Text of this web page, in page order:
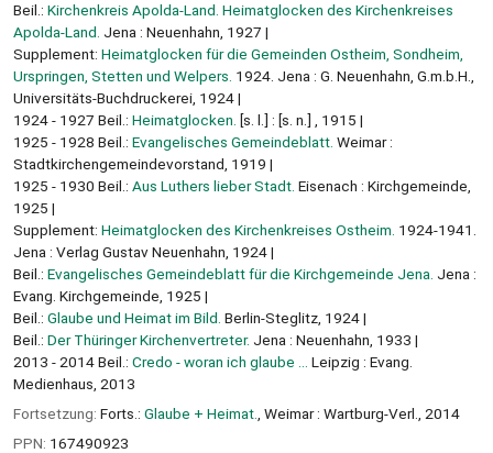
Beil.: Kirchenkreis Apolda-Land. Heimatglocken des Kirchenkreises
Apolda-Land. Jena : Neuenhahn, 1927
Supplement: Heimatglocken für die Gemeinden Ostheim, Sondheim,
Urspringen, Stetten und Welpers. 1924. Jena : G. Neuenhahn, G.m.b.H.,
Universitäts-Buchdruckerei, 1924
1924 - 1927 Beil.: Heimatglocken. [s. l.] : [s. n.] , 1915
1925 - 1928 Beil.: Evangelisches Gemeindeblatt. Weimar :
Stadtkirchengemeindevorstand, 1919
1925 - 1930 Beil.: Aus Luthers lieber Stadt. Eisenach : Kirchgemeinde,
1925
Supplement: Heimatglocken des Kirchenkreises Ostheim. 1924-1941.
Jena : Verlag Gustav Neuenhahn, 1924
Beil.: Evangelisches Gemeindeblatt für die Kirchgemeinde Jena. Jena :
Evang. Kirchgemeinde, 1925
Beil.: Glaube und Heimat im Bild. Berlin-Steglitz, 1924
Beil.: Der Thüringer Kirchenvertreter. Jena : Neuenhahn, 1933
2013 - 2014 Beil.: Credo - woran ich glaube ... Leipzig : Evang.
Medienhaus, 2013
Fortsetzung: Forts.: Glaube + Heimat. , Weimar : Wartburg-Verl., 2014
PPN: 167490923